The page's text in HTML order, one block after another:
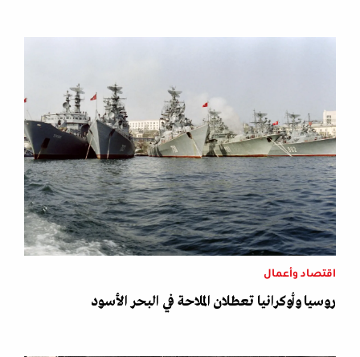
اقتصاد وأعمال
روسيا وأوكرانيا تعطلان الملاحة في البحر الأسود